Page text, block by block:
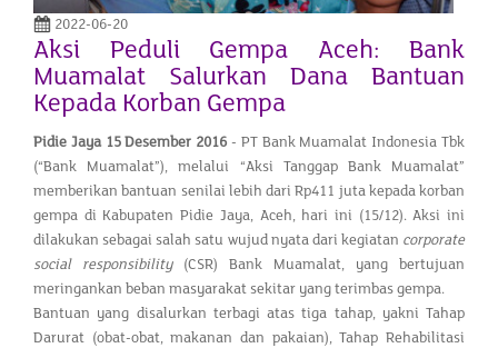
2022-06-20
Aksi Peduli Gempa Aceh: Bank
Muamalat Salurkan Dana Bantuan
Kepada Korban Gempa
Pidie Jaya 15 Desember 2016 - PT Bank Muamalat Indonesia Tbk
(“Bank Muamalat”), melalui “Aksi Tanggap Bank Muamalat”
memberikan bantuan senilai lebih dari Rp411 juta kepada korban
gempa di Kabupaten Pidie Jaya, Aceh, hari ini (15/12). Aksi ini
dilakukan sebagai salah satu wujud nyata dari kegiatan corporate
social responsibility (CSR) Bank Muamalat, yang bertujuan
meringankan beban masyarakat sekitar yang terimbas gempa.
Bantuan yang disalurkan terbagi atas tiga tahap, yakni Tahap
Darurat (obat-obat, makanan dan pakaian), Tahap Rehabilitasi